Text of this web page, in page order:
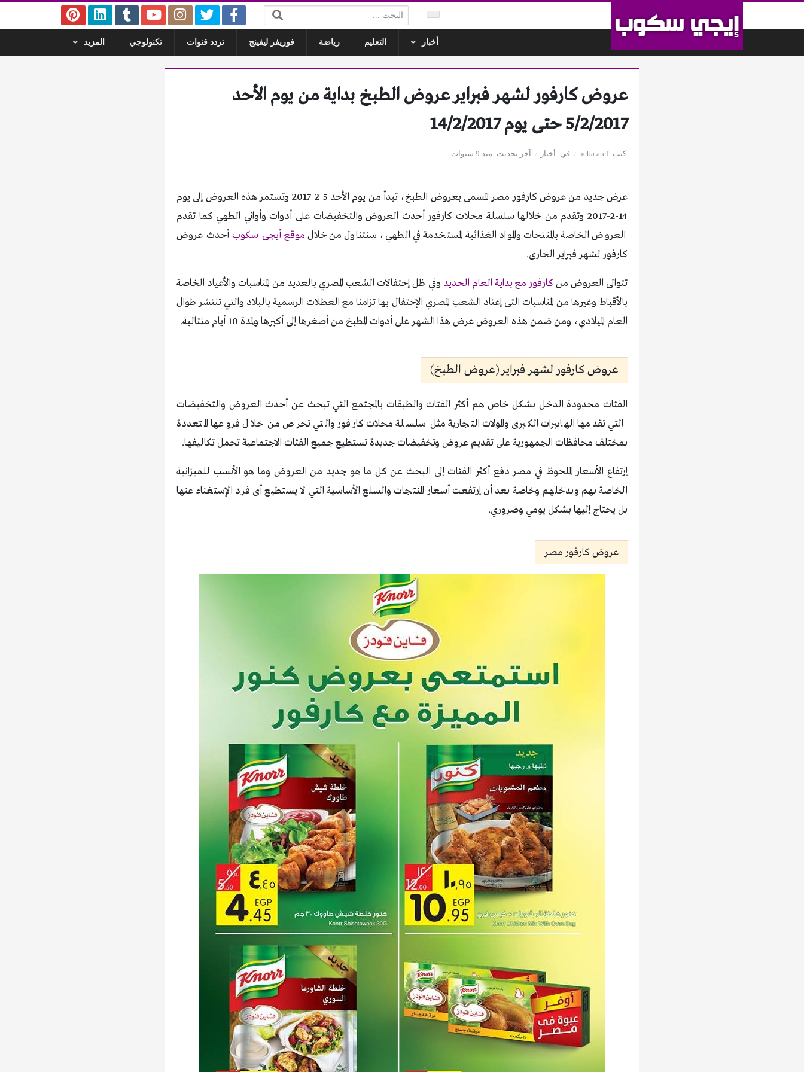
البحث:
أخبار التعليم رياضة فوريفر ليفينج تردد قنوات تكنولوجي المزيد
عروض كارفور لشهر فبراير عروض الطبخ بداية من يوم الأحد
5/2/2017 حتى يوم 14/2/2017
كتب heba atef في أخبار آخر تحديث منذ 9 سنوات
عرض جديد من عروض كارفور مصر المسمى بعروض الطبخ، تبدأ من يوم الأحد 5-2-2017 وتستمر هذه العروض إلى يوم
14-2-2017 وتقدم من خلالها سلسلة محلات كارفور أحدث العروض والتخفيضات على أدوات وأواني الطهي كما تقدم
العروض الخاصة بالمنتجات والمواد الغذائية المستخدمة في الطهي، سنتناول من خلال موقع أيجى سكوبأحدث عروض
كارفور لشهر فبراير الجارى.
تتوالى العروض من كارفور مع بداية العام الجديد وفي ظل إحتفالات الشعب المصري بالعديد من المناسبات والأعياد الخاصة
بالأقباط وغيرها من المناسبات التى إعتاد الشعب المصري الإحتفال بها تزامنا مع العطلات الرسمية بالبلاد والتي تنتشر طوال
العام الميلادي، ومن ضمن هذه العروض عرض هذا الشهر على أدوات المطبخ من أصغرها إلى أكبرها ولمدة 10 أيام متتالية.
عروض كارفور لشهر فبراير (عروض الطبخ)
الفئات محدودة الدخل بشكل خاص هم أكثر الفئات والطبقات بالمجتمع التي تبحث عن أحدث العروض والتخفيضات
التي تقدمها الهايبرات الكبرى والمولات التجارية مثل سلسلة محلات كارفور والتي تحرص من خلال فروعها المتعددة
بمختلف محافظات الجمهورية على تقديم عروض وتخفيضات جديدة تستطيع جميع الفئات الاجتماعية تحمل تكاليفها.
إرتفاع الأسعار الملحوظ في مصر دفع أكثر الفئات إلى البحث عن كل ما هو جديد من العروض وما هو الأنسب للميزانية
الخاصة بهم وبدخلهم وخاصة بعد أن إرتفعت أسعار المنتجات والسلع الأساسية التي لا يستطيع أى فرد الإستغناء عنها
بل يحتاج إليها بشكل يومي وضروري.
عروض كارفور مصر